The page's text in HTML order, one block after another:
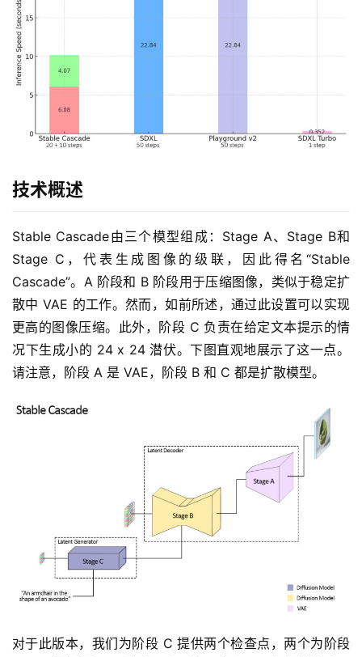
凡
博
客
网
产
品
中
心
E
载
登录 注册
技术概述
Stable Cascade由三个模型组成：Stage A、Stage B和
Stage C，代表生成图像的级联，因此得名“Stable
Cascade”。A 阶段和 B 阶段用于压缩图像，类似于稳定扩
散中 VAE 的工作。然而，如前所述，通过此设置可以实现
更高的图像压缩。此外，阶段 C 负责在给定文本提示的情
况下生成小的 24 x 24 潜伏。下图直观地展示了这一点。
请注意，阶段 A 是 VAE，阶段 B 和 C 都是扩散模型。
对于此版本，我们为阶段 C 提供两个检查点，两个为阶段